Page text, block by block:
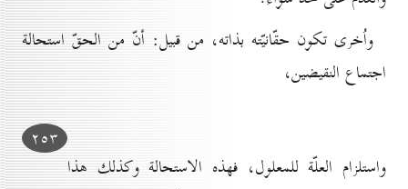
واُخرى تكون حقّانيّته بذاته، من قبيل: أنّ من الحقّ استحالة
اجتماع النقيضين،
۲٥۳
واستلزام العلّة للمعلول، فهذه الاستحالة وكذلك هذا